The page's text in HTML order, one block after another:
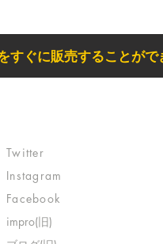
すぐに販売することがで
Twitter
Instagram
Facebook
impro(旧)​